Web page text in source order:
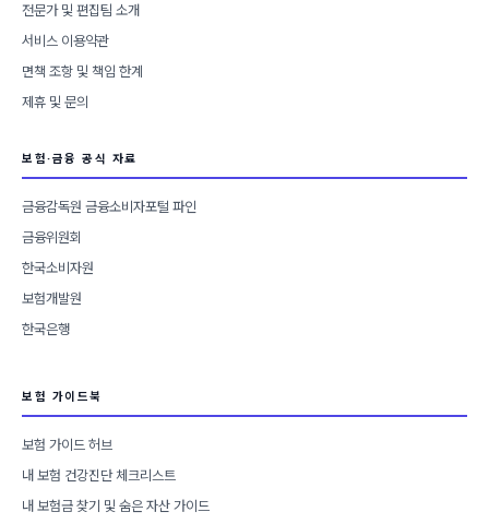
전문가 및 편집팀 소개
서비스 이용약관
면책 조항 및 책임 한계
제휴 및 문의
보험·금융 공식 자료
금융감독원 금융소비자포털 파인
금융위원회
한국소비자원
보험개발원
한국은행
보험 가이드북
보험 가이드 허브
내 보험 건강진단 체크리스트
내 보험금 찾기 및 숨은 자산 가이드